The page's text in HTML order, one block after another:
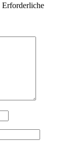
Erforderliche